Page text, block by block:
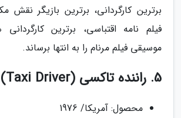
برترین کارگردانی، برترین بازیگر نقش
فیلم نامه اقتباسی، برترین
موسیقی فیلم مرنام را به انتها برساند.
5. راننده تاکسی (Taxi Driver)
محصول: آمریکا/ 1976